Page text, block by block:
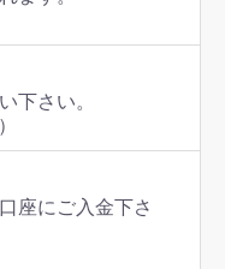
下さい。
座にご入金下さ